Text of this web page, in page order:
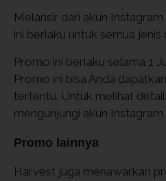
Melansir dari akun
ini berlaku untuk semua jenis
Promo ini berlaku selama 1
Promo ini bisa Anda
tertentu. Untuk melihat detail
mengunjungi akun
Promo lainnya
Harvest juga menawarkan